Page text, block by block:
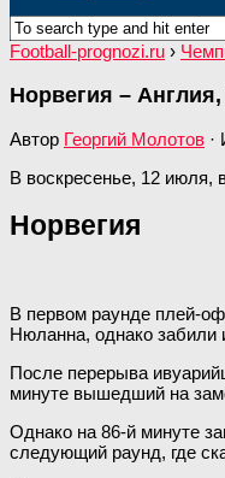
Football-prognozi.ru ›
Норвегия –
Автор Георгий Молотов ·
В воскресенье, 12 июля,
Норвегия
В первом раунде плей-
Нюланна, однако забили
После перерыва
минуте вышедший на
Однако на 86-й минуте
следующий раунд, где